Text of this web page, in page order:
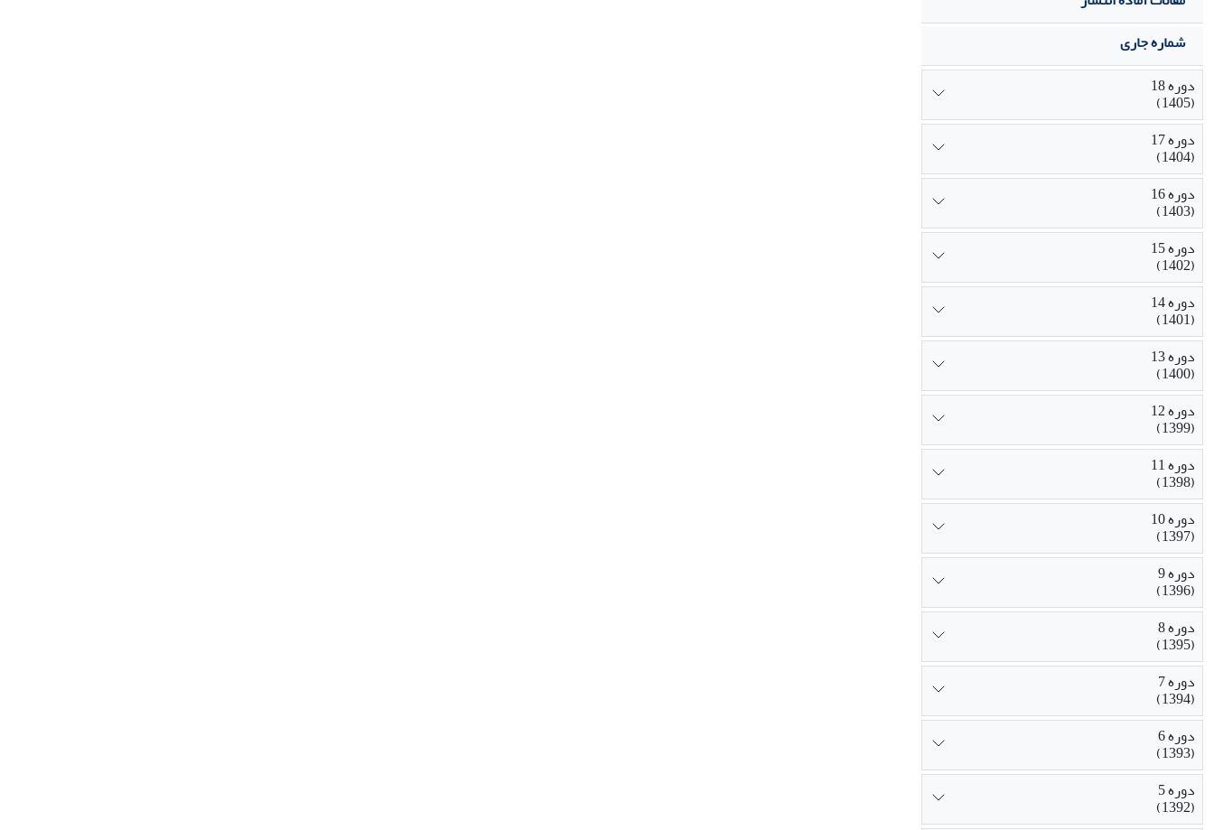
شماره جاری
دوره 18
(1405)
دوره 17
(1404)
دوره 16
(1403)
دوره 15
(1402)
دوره 14
(1401)
دوره 13
(1400)
دوره 12
(1399)
دوره 11
(1398)
دوره 10
(1397)
دوره 9
(1396)
دوره 8
(1395)
دوره 7
(1394)
دوره 6
(1393)
دوره 5
(1392)